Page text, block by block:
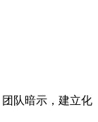
队暗示，建立化